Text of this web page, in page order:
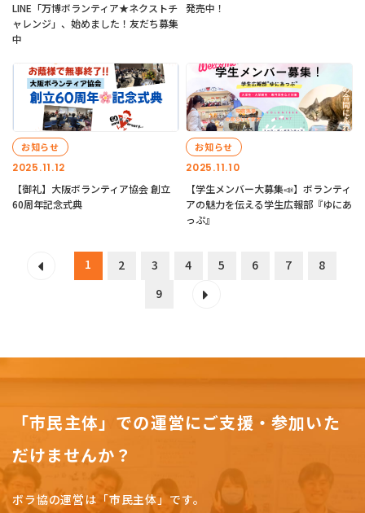
LINE「万博ボランティア★ネクストチ
ャレンジ」、始めました！友だち募集
中
発売中！
2025.11.12
お知らせ
【御礼】大阪ボランティア協会 創立
60周年記念式典
2025.11.10
お知らせ
【学生メンバー大募集📣】ボランティ
アの魅力を伝える学生広報部『ゆにあ
っぷ』
1 2 3 4 5 6 7
8
9
「市民主体」での運営にご支援・参加いた
だけませんか？
ボラ協の運営は「市民主体」です。